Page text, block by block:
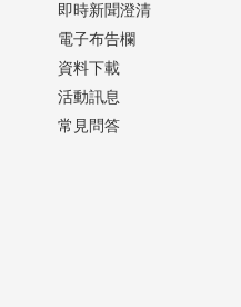
即時新聞澄清
電子布告欄
資料下載
活動訊息
常見問答